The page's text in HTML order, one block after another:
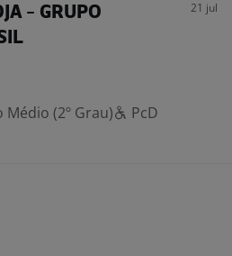
- GRUPO
21 jul
Médio (2º Grau)
PcD